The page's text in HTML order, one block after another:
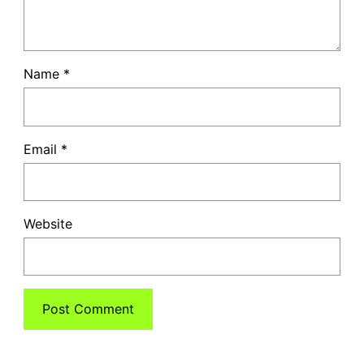
Name *
Email *
Website